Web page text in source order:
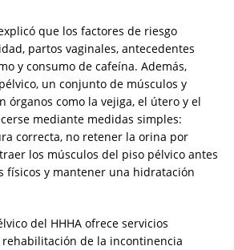
que los factores de riesgo
partos vaginales, antecedentes
y consumo de cafeína. Además,
un conjunto de músculos y
órganos como la vejiga, el útero y el
mediante medidas simples:
correcta, no retener la orina por
los músculos del piso pélvico antes
físicos y mantener una hidratación
del HHHA ofrece servicios
de la incontinencia